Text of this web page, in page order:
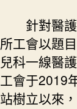
針對醫
所工會以題
兒科一線醫
工會于2019
站樹立以來